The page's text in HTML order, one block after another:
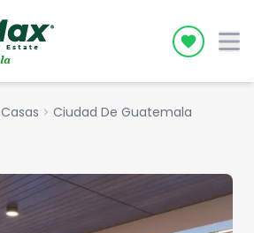
Icon
Casas chevron_right Ciudad De Guatemala